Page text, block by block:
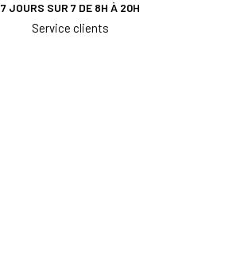
7 JOURS SUR 7 DE 8H À 20H
Service clients